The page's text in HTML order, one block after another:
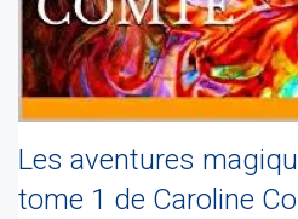
Les aventures
tome 1 de Caroline